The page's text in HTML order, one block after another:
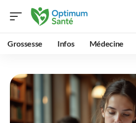
Grossesse Infos Médecine